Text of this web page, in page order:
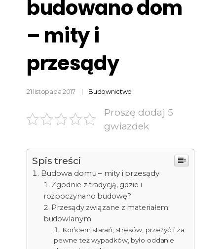
budowano dom
– mity i
przesądy
21 listopada 2017 Budownictwo
Proszę dodaj 5
gwiazdek
Spis treści
Budowa domu – mity i przesądy
Zgodnie z tradycją, gdzie i
rozpoczynano budowę?
Przesądy związane z materiałem
budowlanym
Końcem starań, stresów, przeżyć i za
pewne też wypadków, było oddanie